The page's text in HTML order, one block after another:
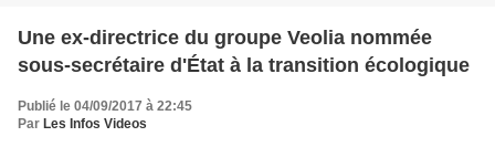
Une ex-directrice du groupe Veolia nommée
sous-secrétaire d'État à la transition écologique
Publié le 04/09/2017 à 22:45
Par Les Infos Videos